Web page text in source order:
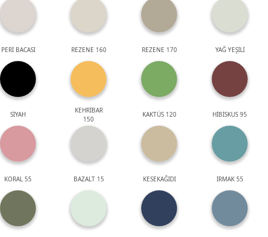
PERİ BACASI REZENE 160 REZENE 170 YAĞ YEŞİLİ
SİYAH
KEHRİBAR
150
KAKTÜS 120 HİBİSKUS 95
KORAL 55 BAZALT 15 KESEKAĞIDI IRMAK 55